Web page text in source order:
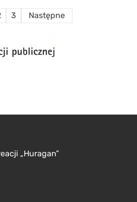
Stronicowanie
3 Następne
„Huragan”